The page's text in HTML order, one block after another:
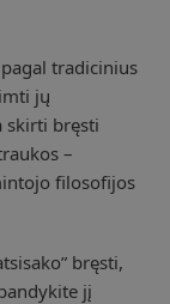
tradicinius
jų
skirti bręsti
–
filosofijos
bręsti,
jį